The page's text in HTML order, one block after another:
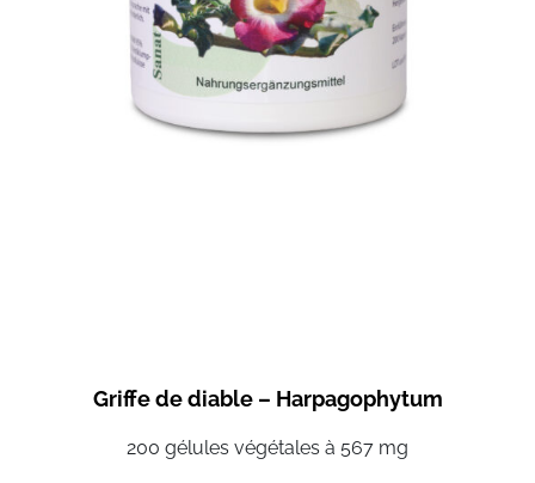
Griffe de diable – Harpagophytum
200 gélules végétales à 567 mg